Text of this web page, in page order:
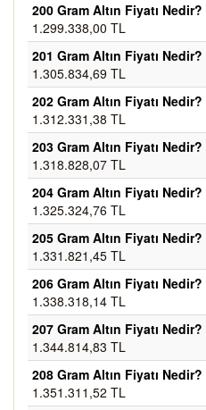
200 Gram Altın Fiyatı Nedir?
1.299.338,00 TL
201 Gram Altın Fiyatı Nedir?
1.305.834,69 TL
202 Gram Altın Fiyatı Nedir?
1.312.331,38 TL
203 Gram Altın Fiyatı Nedir?
1.318.828,07 TL
204 Gram Altın Fiyatı Nedir?
1.325.324,76 TL
205 Gram Altın Fiyatı Nedir?
1.331.821,45 TL
206 Gram Altın Fiyatı Nedir?
1.338.318,14 TL
207 Gram Altın Fiyatı Nedir?
1.344.814,83 TL
208 Gram Altın Fiyatı Nedir?
1.351.311,52 TL